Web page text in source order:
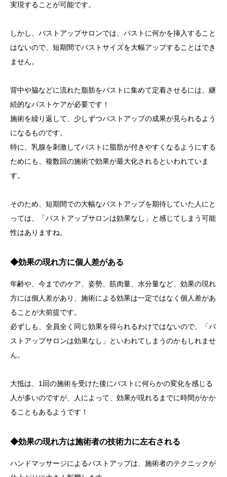
実現することが可能です。
しかし、バストアップサロンでは、バストに何かを挿入すること
はないので、短期間でバストサイズを大幅アップすることはでき
ません。
背中や脇などに流れた脂肪をバストに集めて定着させるには、継
続的なバストケアが必要です！
施術を繰り返して、少しずつバストアップの成果が見られるよう
になるものです。
特に、乳腺を刺激してバストに脂肪が付きやすくなるようにする
ためにも、複数回の施術で効果が最大化されるといわれていま
す。
そのため、短期間での大幅なバストアップを期待していた人にと
っては、「バストアップサロンは効果なし」と感じてしまう可能
性はありますね。
◆効果の現れ方に個人差がある
年齢や、今までのケア、姿勢、筋肉量、水分量など、効果の現れ
方には個人差があり、施術による効果は一定ではなく個人差があ
ることが大前提です。
必ずしも、全員全く同じ効果を得られるわけではないので、「バ
ストアップサロンは効果なし」といわれてしまうのかもしれませ
ん。
大抵は、1回の施術を受けた後にバストに何らかの変化を感じる
人が多いのですが、人によって、効果が現れるまでに時間がかか
ることもあるようです！
◆効果の現れ方は施術者の技術力に左右される
ハンドマッサージによるバストアップは、施術者のテクニックが